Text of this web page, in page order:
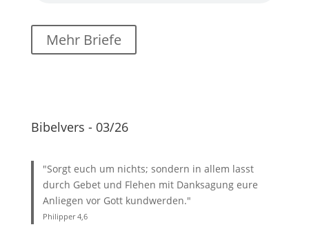
Mehr Briefe
Bibelvers - 03/26
"Sorgt euch um nichts; sondern in allem lasst
durch Gebet und Flehen mit Danksagung eure
Anliegen vor Gott kundwerden."
Philipper 4,6